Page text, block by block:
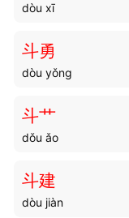
dòu xī
斗勇
dòu yǒng
斗艹
dǒu ǎo
斗建
dòu jiàn